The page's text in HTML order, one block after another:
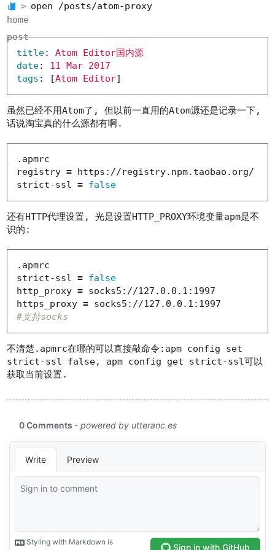
open /posts/atom-proxy
home
post
title:
Atom Editor国内源
date:
11 Mar 2017
tags : [Atom Editor]
虽然已经不用Atom了, 但以前一直用的Atom源还是记录一下,
话说淘宝真的什么源都有啊.
.apmrc
registry = https://registry.npm.taobao.org/
strict-ssl = false
还有HTTP代理设置, 光是设置HTTP_PROXY环境变量apm是不
识的:
.apmrc
strict-ssl =
http_proxy = socks5://127.0.0.1:1997
https_proxy =
#支持socks
不清楚.apmrc在哪的可以直接敲命令: apm config set
strict-ssl false, apm config get strict-ssl可以
获取当前设置.